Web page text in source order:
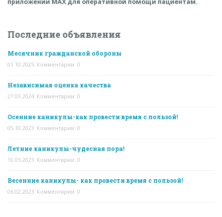
приложении MAX для оперативной помощи пациентам.
Последние объявления
Месячник гражданской обороны
01.10.2025 Комментарии: 0
Независимая оценка качества
21.03.2024 Комментарии: 0
Осенние каникулы-как провести время с пользой!
05.10.2023 Комментарии: 0
Летние каникулы-чудесная пора!
10.05.2023 Комментарии: 0
Весенние каникулы- как провести время с пользой!
06.02.2023 Комментарии: 0